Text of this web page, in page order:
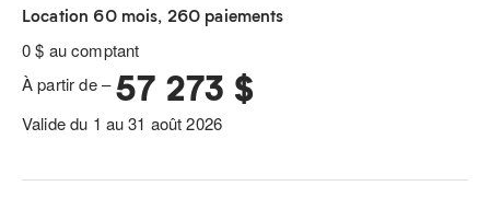
Location 60 mois, 260 paiements
0 $ au comptant
À partir de –57 273 $
Valide du 1 au 31 août 2026